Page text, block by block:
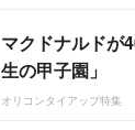
マクドナルドが
生の甲子園」
オリコンタイアップ特集